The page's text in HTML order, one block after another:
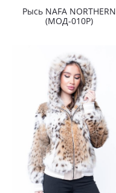
Рысь NAFA NORTHERN
(МОД-010Р)